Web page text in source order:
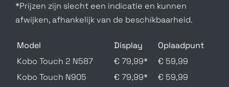
*Prijzen zijn slecht een indicatie en kunnen
afwijken, afhankelijk van de beschikbaarheid.
Model Display
Oplaadpunt
Kobo Touch 2 N587
€ 79,99*
€ 59,99
Kobo Touch N905
€ 79,99*
€ 59,99